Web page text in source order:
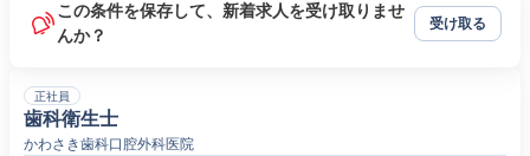
この条件を保存して、新着求人を受け取りませ
んか？
受け取る
正社員
歯科衛生士
かわさき歯科口腔外科医院